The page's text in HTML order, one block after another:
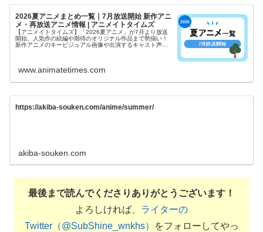
2026夏アニメまとめ一覧｜7月放送開始 新作アニ
メ・再放送アニメ情報 | アニメイトタイムズ
【アニメイトタイムズ】「2026夏アニメ」が7月より放送
開始。人気作の続編や期待のオリジナル作品まで勢揃い！
新作アニメのキービジュアル画像や出演するキャスト声優
www.animatetimes.com
https://akiba-souken.com/anime/summer/
akiba-souken.com
最後まで読んでくださりありがとうございます！
よろしければ、 ライターの
Twitter（@SubShine_wnkhs）
をフォローしてやっ